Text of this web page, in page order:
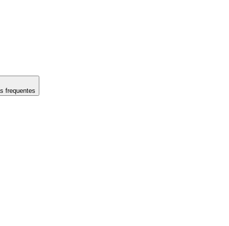
frequentes